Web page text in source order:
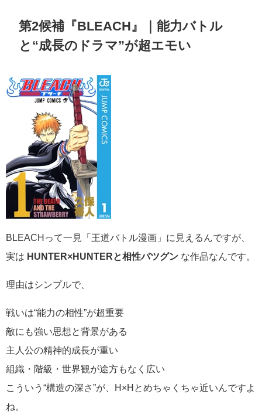
第2候補『BLEACH』｜能力バトル
と“成長のドラマ”が超エモい
BLEACHって一見「王道バトル漫画」に見えるんですが、
実は HUNTER×HUNTERと相性バツグン な作品なんです。
理由はシンプルで、
戦いは“能力の相性”が超重要
敵にも強い思想と背景がある
主人公の精神的成長が重い
組織・階級・世界観が途方もなく広い
こういう“構造の深さ”が、H×Hとめちゃくちゃ近いんですよ
ね。